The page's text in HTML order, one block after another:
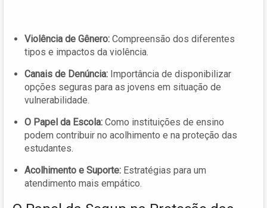
Violência de Gênero: Compreensão dos diferentes
tipos e impactos da violência.
Canais de Denúncia: Importância de disponibilizar
opções seguras para as jovens em situação de
vulnerabilidade.
O Papel da Escola: Como instituições de ensino
podem contribuir no acolhimento e na proteção das
estudantes.
Acolhimento e Suporte: Estratégias para um
atendimento mais empático.